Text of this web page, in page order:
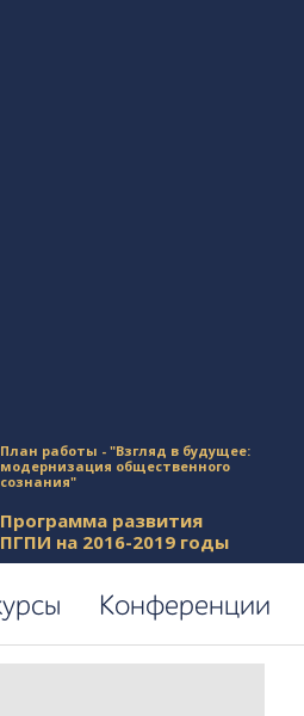
План работы - "Взгляд в будущее:
модернизация общественного
сознания"
Программа развития
ПГПИ на 2016-2019 годы
Конференции